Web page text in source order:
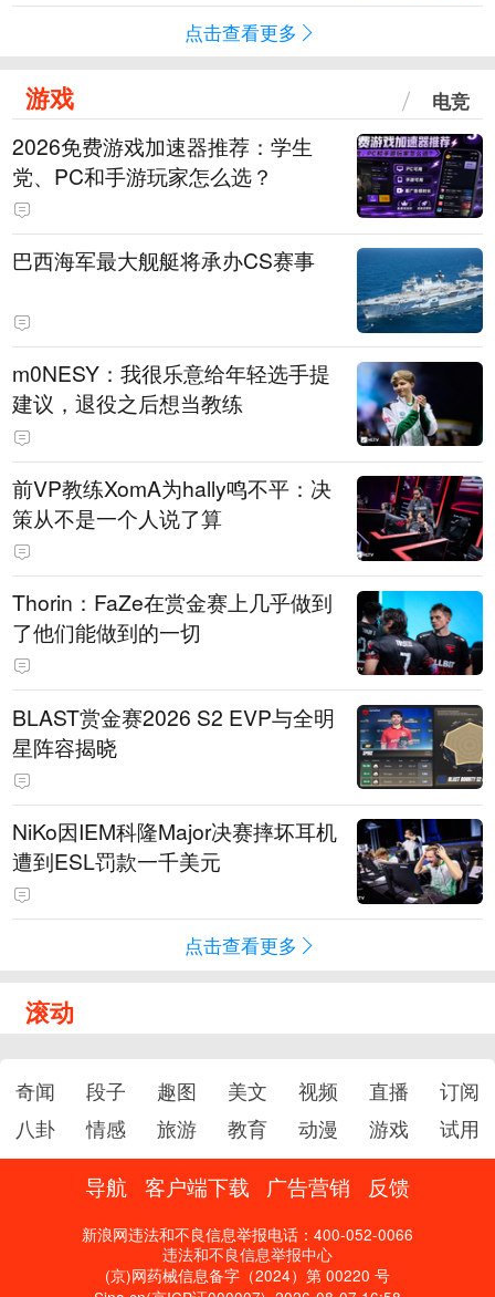
点击查看更多
游戏 电竞
2026免费游戏加速器推荐：学生
党、PC和手游玩家怎么选？
巴西海军最大舰艇将承办CS赛事
m0NESY：我很乐意给年轻选手提
建议，退役之后想当教练
前VP教练XomA为hally鸣不平：决
策从不是一个人说了算
Thorin：FaZe在赏金赛上几乎做到
了他们能做到的一切
BLAST赏金赛2026 S2 EVP与全明
星阵容揭晓
NiKo因IEM科隆Major决赛摔坏耳机
遭到ESL罚款一千美元
点击查看更多
滚动
奇闻 段子 趣图 美文 视频 直播
订阅
八卦
情感 旅游 教育 动漫 游戏 试用
导航 客户端下载 广告营销 反馈
新浪网违法和不良信息举报电话：400-052-0066
违法和不良信息举报中心
(京)网药械信息备字（2024）第 00220 号